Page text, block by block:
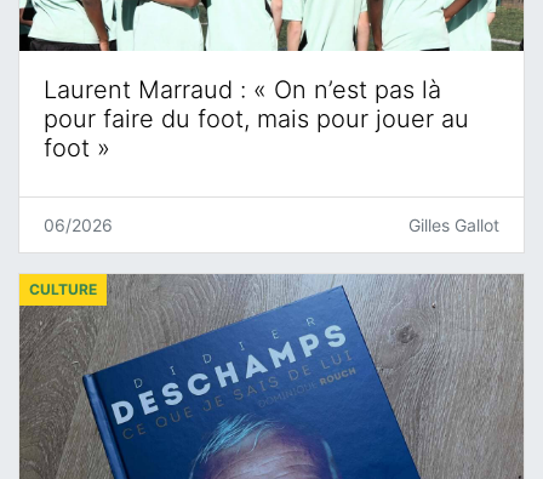
Laurent Marraud : « On n’est pas là
pour faire du foot, mais pour jouer au
foot »
06/2026 Gilles Gallot
CULTURE